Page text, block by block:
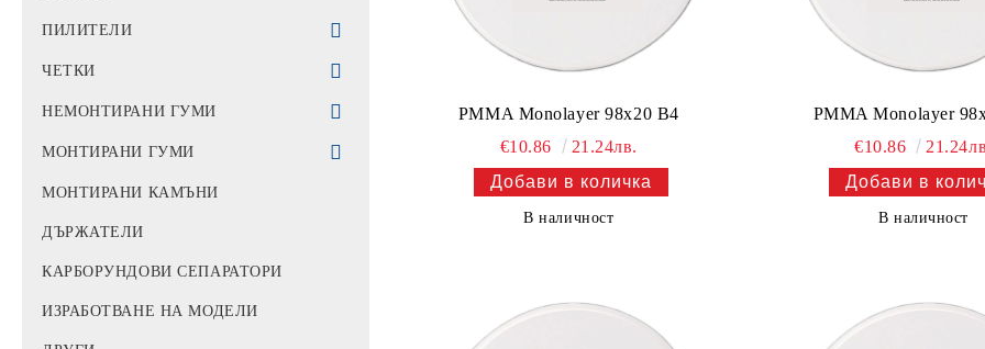
ПИЛИТЕЛИ
ПИЛИТЕЛИ ЗА ЦИРКОНИЙ
ДИАМАНТЕНИ ПИЛИТЕЛИ
ДИАМАНТЕНИ ДИСКОВЕ
ЧЕТКИ
ЧЕТКИ ЗА ПОЛИРАНЕ
НЕМОНТИРАНИ ГУМИ
ГУМИ ЗА КЕРАМИКА
ГУМИ ЗА МЕТАЛ
КЕЧЕ
МОНТИРАНИ ГУМИ
ГУМИ ЗА ЦИРКОНИЙ
ГУМИ ЗА ПЛАСТМАСА
МОНТИРАНИ КАМЪНИ
ДЪРЖАТЕЛИ
КАРБОРУНДОВИ СЕПАРАТОРИ
ИЗРАБОТВАНЕ НА МОДЕЛИ
PMMA Monolayer 98x20 B4
€10.86
21.24лв.
В наличност
PMMA Monolayer
€10.86
В наличност